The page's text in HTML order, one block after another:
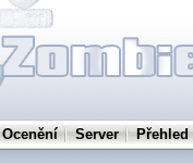
Ocenění Server Přehled